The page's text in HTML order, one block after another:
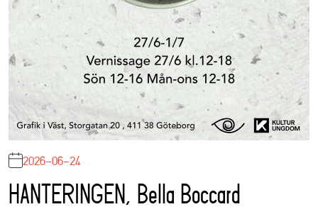
2026-06-24
HANTERINGEN, Bella Boccard